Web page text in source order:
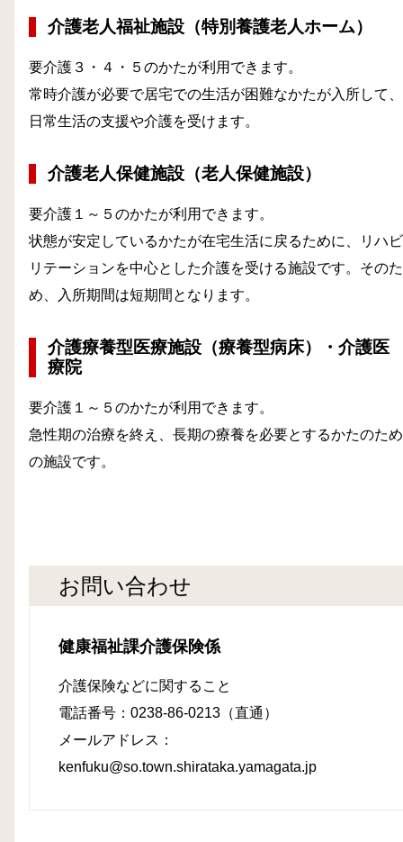
介護老人福祉施設（特別養護老人ホーム）
要介護３・４・５のかたが利用できます。
常時介護が必要で居宅での生活が困難なかたが入所して、
日常生活の支援や介護を受けます。
介護老人保健施設（老人保健施設）
要介護１～５のかたが利用できます。
状態が安定しているかたが在宅生活に戻るために、リハビ
リテーションを中心とした介護を受ける施設です。そのた
め、入所期間は短期間となります。
介護療養型医療施設（療養型病床）・介護医
療院
要介護１～５のかたが利用できます。
急性期の治療を終え、長期の療養を必要とするかたのため
の施設です。
お問い合わせ
健康福祉課介護保険係
介護保険などに関すること
電話番号：0238-86-0213（直通）
メールアドレス：
kenfuku@so.town.shirataka.yamagata.jp